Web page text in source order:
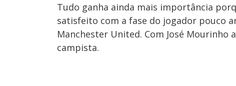
Tudo ganha ainda mais importância
satisfeito com a fase do jogador pouco
Manchester United. Com José
campista.